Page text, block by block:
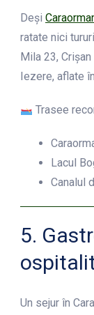
Deși
ratate nici
Mila 23,
Iezere, aflate
Trasee
Lacul
Canalul
5.
Un sejur în